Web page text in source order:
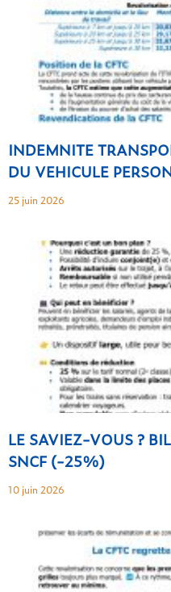
INDEMNITE
DU VEHICULE
25 juin 2026
LE SAVIEZ-VOUS ?
SNCF (-25%)
10 juin 2026